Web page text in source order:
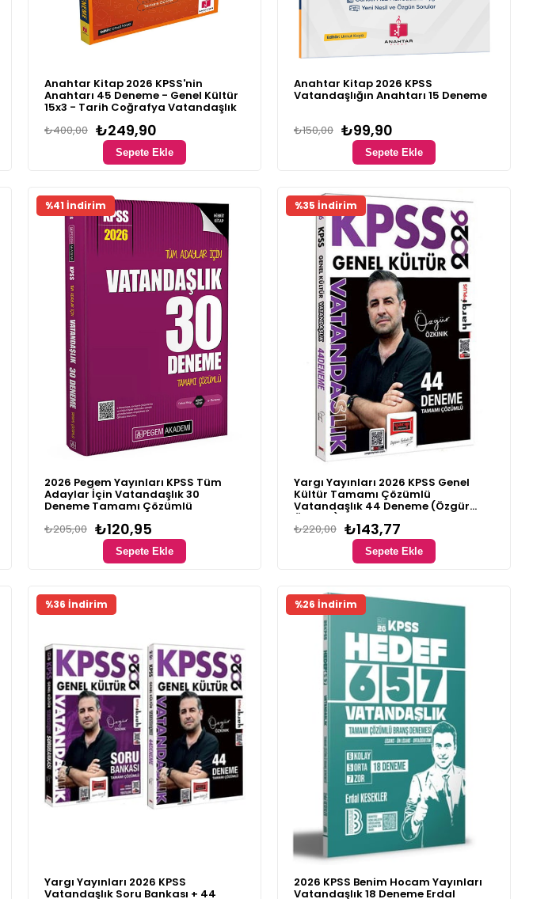
Anahtar Kitap 2026 KPSS'nin
Anahtarı 45 Deneme - Genel Kültür
15x3 - Tarih Coğrafya Vatandaşlık
₺249,90
₺400,00
Sepete Ekle
Anahtar Kitap 2026 KPSS
Vatandaşlığın Anahtarı 15 Deneme
₺99,90
₺150,00
Sepete Ekle
2026 Pegem Yayınları KPSS Tüm
Adaylar İçin Vatandaşlık 30
Deneme Tamamı Çözümlü
₺120,95
₺205,00
Sepete Ekle
%41 İndirim
Fırsat Ürünü
Yargı Yayınları 2026 KPSS Genel
Kültür Tamamı Çözümlü
Vatandaşlık 44 Deneme (Özgür
Özkınık)
₺143,77
₺220,00
Sepete Ekle
%35 İndirim
Yargı Yayınları 2026 KPSS
Vatandaşlık Soru Bankası + 44
%36 İndirim
2026 KPSS Benim Hocam Yayınları
Vatandaşlık 18 Deneme Erdal
%26 İndirim